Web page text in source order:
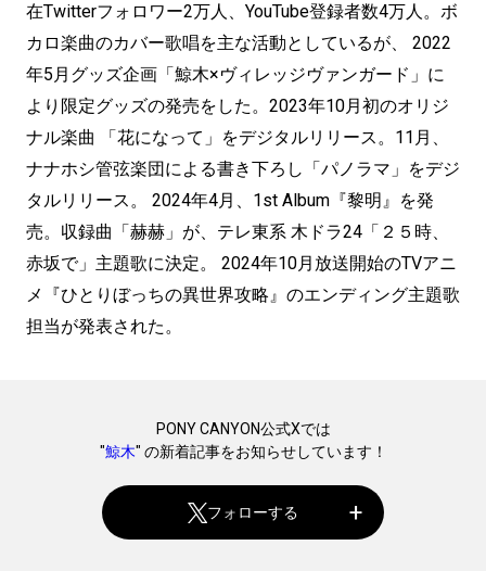
在Twitterフォロワー2万人、YouTube登録者数4万人。ボ
カロ楽曲のカバー歌唱を主な活動としているが、 2022
年5月グッズ企画「鯨木×ヴィレッジヴァンガード」に
より限定グッズの発売をした。2023年10月初のオリジ
ナル楽曲 「花になって」をデジタルリリース。11月、
ナナホシ管弦楽団による書き下ろし「パノラマ」をデジ
タルリリース。 2024年4月、1st Album『黎明』を発
売。収録曲「赫赫」が、テレ東系 木ドラ24「２５時、
赤坂で」主題歌に決定。 2024年10月放送開始のTVアニ
メ『ひとりぼっちの異世界攻略』のエンディング主題歌
担当が発表された。
PONY CANYON公式Xでは
"鯨木" の新着記事をお知らせしています！
フォローする